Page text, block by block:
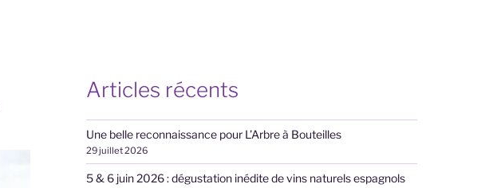
Articles récents
Une belle reconnaissance pour L’Arbre à Bouteilles
29 juillet 2026
5 & 6 juin 2026 : dégustation inédite de vins naturels espagnols